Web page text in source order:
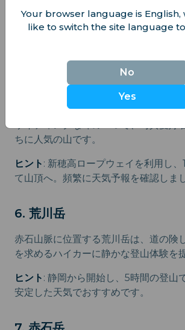
: 北沢峠から出発し、山頂まで約
鋭い峰が特徴の槍ヶ岳は、日本アルプ
ちに人気の山です。
ヒント : 新穂高ロープウェイを利用し
て山頂へ。頻繁に天気予報を確認しま
6. 荒川岳
赤石山脈に位置する荒川岳は、道の険
を求めるハイカーに静かな登山体験を
ヒント : 静岡から開始し、5時間の登山
安定した天気でおすすめです。
Your browser language is English,
like to switch the site language
No
Yes